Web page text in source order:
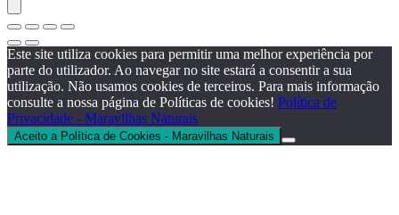
Este site utiliza cookies para permitir uma melhor experiência por
parte do utilizador. Ao navegar no site estará a consentir a sua
utilização. Não usamos cookies de terceiros. Para mais informação
consulte a nossa página de Políticas de cookies! Política de
Privacidade - Maravilhas Naturais
Aceito a Política de Cookies - Maravilhas Naturais